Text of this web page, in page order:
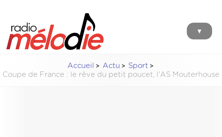
▼
Accueil Actu
Sport
Coupe de France : le rêve du petit poucet, l'AS Mouterhouse